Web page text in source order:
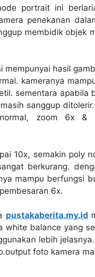
portrait ini
penekanan
membidik objek
mempunyai hasil
kameranya
sementara apabila
sanggup
zoom 6x &
10x, semakin poly
berkurang.
mampu berfungsi
6x.
pustakaberita.my.id
white balance yang
lebih
foto kamera